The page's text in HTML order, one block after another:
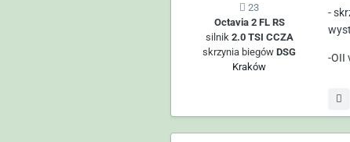
23
Octavia 2 FL RS
silnik 2.0 TSI CCZA
skrzynia biegówDSG
Kraków
-
-OII